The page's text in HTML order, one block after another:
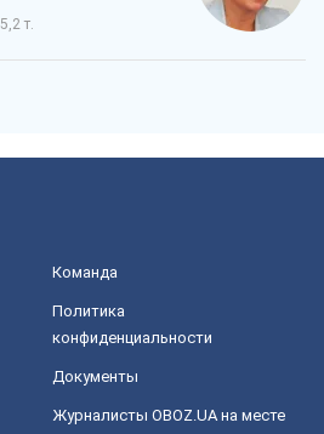
5,2 т.
Команда
Политика
конфиденциальности
Документы
Журналисты OBOZ.UA на месте